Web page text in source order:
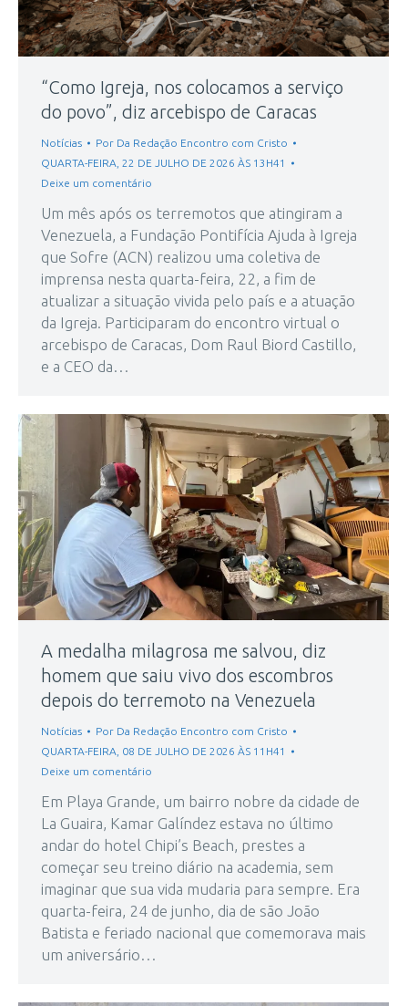
“Como Igreja, nos colocamos a serviço
do povo”, diz arcebispo de Caracas
Notícias Por Da Redação Encontro com Cristo
QUARTA-FEIRA, 22 DE JULHO DE 2026 ÀS 13H41
Deixe um comentário
Um mês após os terremotos que atingiram a
Venezuela, a Fundação Pontifícia Ajuda à Igreja
que Sofre (ACN) realizou uma coletiva de
imprensa nesta quarta-feira, 22, a fim de
atualizar a situação vivida pelo país e a atuação
da Igreja. Participaram do encontro virtual o
arcebispo de Caracas, Dom Raul Biord Castillo,
e a CEO da…
A medalha milagrosa me salvou, diz
homem que saiu vivo dos escombros
depois do terremoto na Venezuela
Notícias Por Da Redação Encontro com Cristo
QUARTA-FEIRA, 08 DE JULHO DE 2026 ÀS 11H41
Deixe um comentário
Em Playa Grande, um bairro nobre da cidade de
La Guaira, Kamar Galíndez estava no último
andar do hotel Chipi’s Beach, prestes a
começar seu treino diário na academia, sem
imaginar que sua vida mudaria para sempre. Era
quarta-feira, 24 de junho, dia de são João
Batista e feriado nacional que comemorava mais
um aniversário…